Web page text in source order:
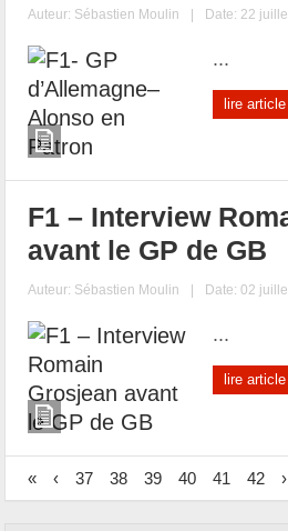
Auteur: Sébastien Moulin | Date: 22
...
lire article
F1 – Interview
avant le GP de GB
Auteur: Sébastien Moulin | Date: 02
...
lire article
« ‹ 37 38 39 40 41 42 ›